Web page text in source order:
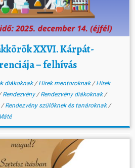
XXVI. Kárpát-
– felhívás
diákoknak/Hírek mentoroknak/Hírek
Rendezvény/Rendezvény diákoknak/
/Rendezvény szülőknek és tanároknak/